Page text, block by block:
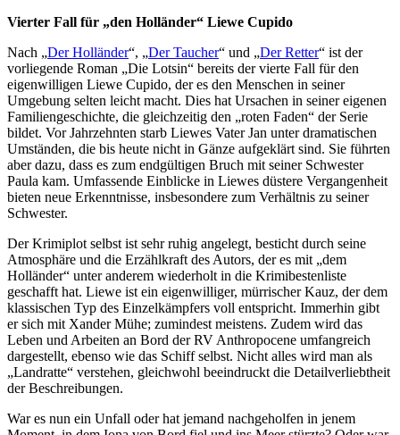
Vierter Fall für „den Holländer“ Liewe Cupido
Nach „Der Holländer“, „Der Taucher“ und „Der Retter“ ist der
vorliegende Roman „Die Lotsin“ bereits der vierte Fall für den
eigenwilligen Liewe Cupido, der es den Menschen in seiner
Umgebung selten leicht macht. Dies hat Ursachen in seiner eigenen
Familiengeschichte, die gleichzeitig den „roten Faden“ der Serie
bildet. Vor Jahrzehnten starb Liewes Vater Jan unter dramatischen
Umständen, die bis heute nicht in Gänze aufgeklärt sind. Sie führten
aber dazu, dass es zum endgültigen Bruch mit seiner Schwester
Paula kam. Umfassende Einblicke in Liewes düstere Vergangenheit
bieten neue Erkenntnisse, insbesondere zum Verhältnis zu seiner
Schwester.
Der Krimiplot selbst ist sehr ruhig angelegt, besticht durch seine
Atmosphäre und die Erzählkraft des Autors, der es mit „dem
Holländer“ unter anderem wiederholt in die Krimibestenliste
geschafft hat. Liewe ist ein eigenwilliger, mürrischer Kauz, der dem
klassischen Typ des Einzelkämpfers voll entspricht. Immerhin gibt
er sich mit Xander Mühe; zumindest meistens. Zudem wird das
Leben und Arbeiten an Bord der RV Anthropocene umfangreich
dargestellt, ebenso wie das Schiff selbst. Nicht alles wird man als
„Landratte“ verstehen, gleichwohl beeindruckt die Detailverliebtheit
der Beschreibungen.
War es nun ein Unfall oder hat jemand nachgeholfen in jenem